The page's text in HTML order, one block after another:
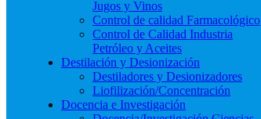
Jugos y Vinos
Control de calidad Farmacológico
Control de Calidad Industria
Petróleo y Aceites
Destilación y Desionización
Destiladores y Desionizadores
Liofilización/Concentración
Docencia e Investigación